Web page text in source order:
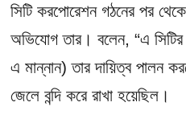
সিটি করপোরেশন গঠনের পর
অভিযোগ তার। বলেন, “এ সিটির
এ মান্নান) তার দায়িত্ব পালন
জেলে বন্দি করে রাখা হয়েছিল।